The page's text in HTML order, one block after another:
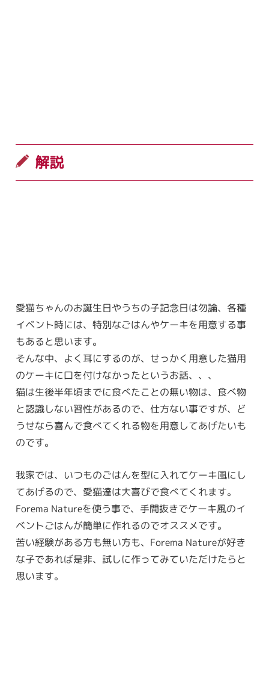
解説
愛猫ちゃんのお誕生日やうちの子記念日は勿論、各種
イベント時には、特別なごはんやケーキを用意する事
もあると思います。
そんな中、よく耳にするのが、せっかく用意した猫用
のケーキに口を付けなかったというお話、、、
猫は生後半年頃までに食べたことの無い物は、食べ物
と認識しない習性があるので、仕方ない事ですが、ど
うせなら喜んで食べてくれる物を用意してあげたいも
のです。
我家では、いつものごはんを型に入れてケーキ風にし
てあげるので、愛猫達は大喜びで食べてくれます。
Forema Natureを使う事で、手間抜きでケーキ風のイ
ベントごはんが簡単に作れるのでオススメです。
苦い経験がある方も無い方も、Forema Natureが好き
な子であれば是非、試しに作ってみていただけたらと
思います。